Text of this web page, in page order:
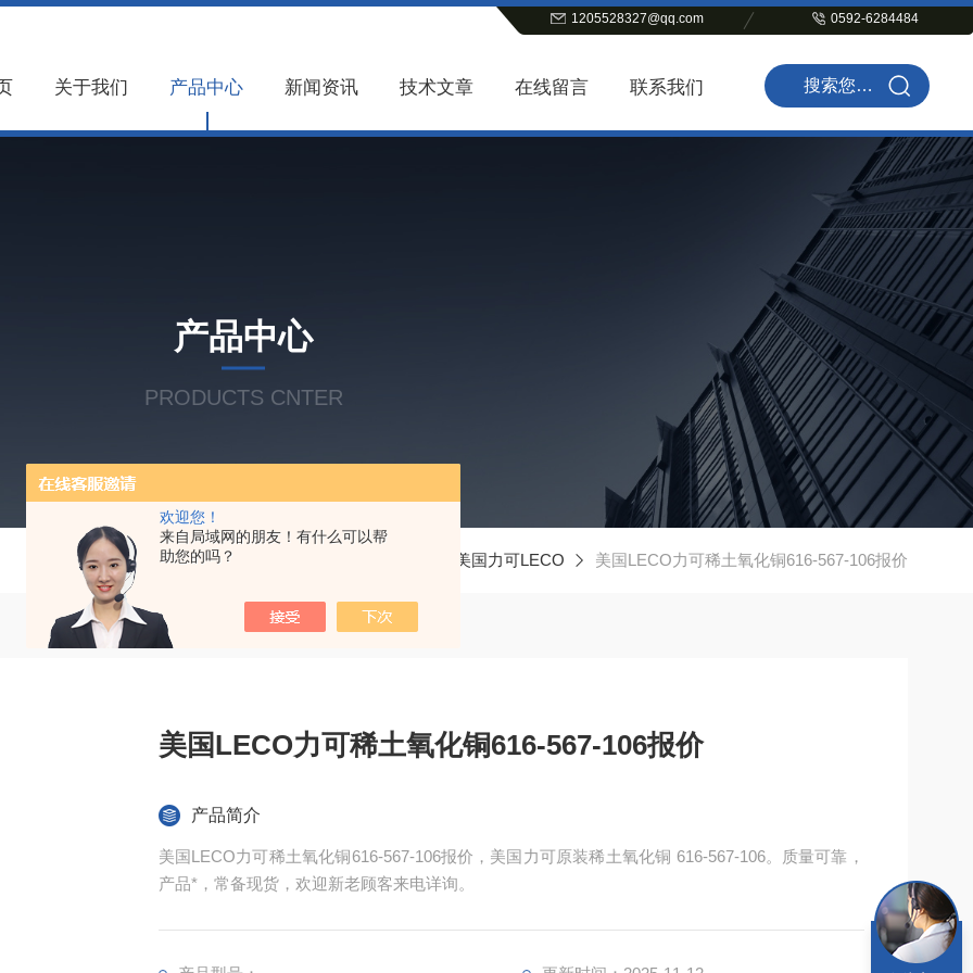
欢迎您！
来自局域网的朋友！有什么可以帮
助您的吗？
1205528327@qq.com 0592-6284484
关于我们 产品中心 新闻资讯 技术文章 在线留言 联系我们
产品中心
PRODUCTS CNTER
当前位置： 美国力可LECO 美国LECO力可稀土氧化铜616-567-106报价
美国LECO力可稀土氧化铜616-567-106报价
产品简介
美国LECO力可稀土氧化铜616-567-106报价，美国力可原装稀土氧化铜 616-567-106。质量可靠，
产品*，常备现货，欢迎新老顾客来电详询。